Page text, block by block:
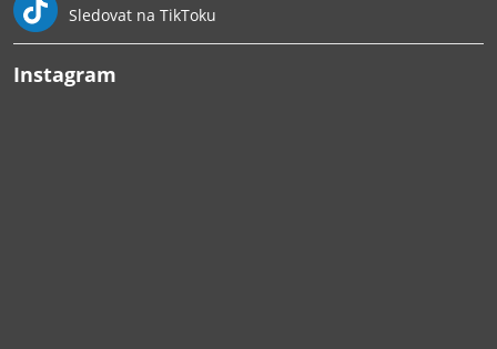
Sledovat na TikToku
Instagram